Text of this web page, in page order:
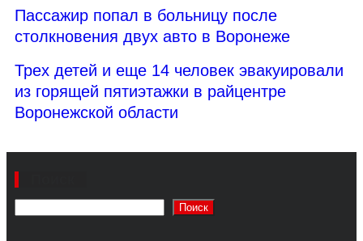
Пассажир попал в больницу после
столкновения двух авто в Воронеже
Трех детей и еще 14 человек эвакуировали
из горящей пятиэтажки в райцентре
Воронежской области
Поиск